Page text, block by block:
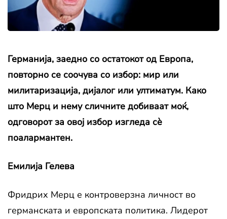
Германија, заедно со остатокот од Европа,
повторно се соочува со избор: мир или
милитаризација, дијалог или ултиматум. Како
што Мерц и нему сличните добиваат моќ,
одговорот за овој избор изгледа сè
поалармантен.
Емилија Гелева
Фридрих Мерц е контроверзна личност во
германската и европската политика. Лидерот